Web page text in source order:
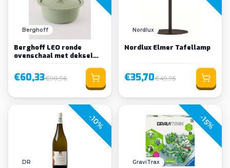
Berghoff
Berghoff LEO ronde
ovenschaal met deksel
€60,33€90,96
Nordlux
Nordlux Elmer Tafellamp
€35,70€49,95
-10%
DR
-15%
GraviTrax